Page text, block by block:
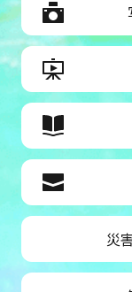
災